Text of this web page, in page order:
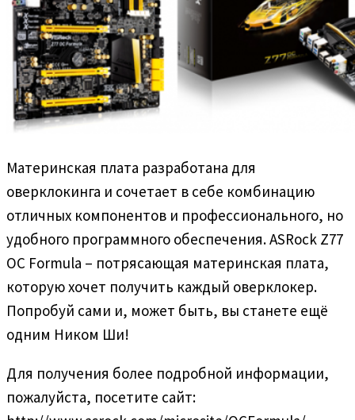
Материнская плата разработана для
оверклокинга и сочетает в себе комбинацию
отличных компонентов и профессионального, но
удобного программного обеспечения. ASRock Z77
OC Formula – потрясающая материнская плата,
которую хочет получить каждый оверклокер.
Попробуй сами и, может быть, вы станете ещё
одним Ником Ши!
Для получения более подробной информации,
пожалуйста, посетите сайт: